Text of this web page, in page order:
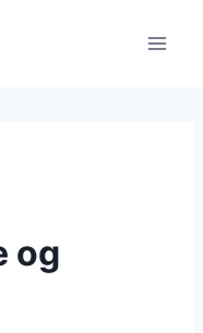
og